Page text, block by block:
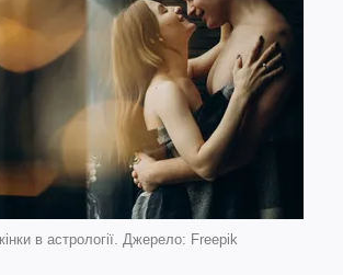
в астрології. Джерело: Freepik